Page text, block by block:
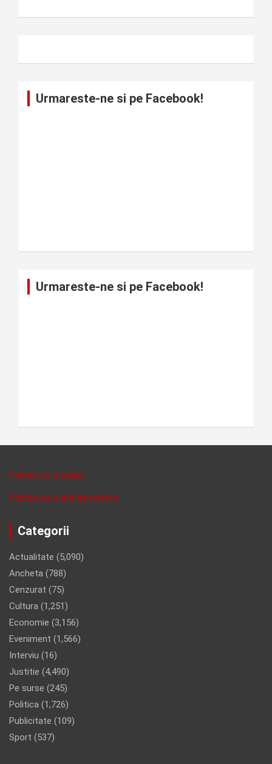
Urmareste-ne si pe Facebook!
Urmareste-ne si pe Facebook!
Politica de cookies
Politica de confidentalitate
Categorii
Actualitate (5,090)
Ancheta (788)
Cenzurat (75)
Cultura (1,251)
Economie (3,156)
Eveniment (1,566)
Interviu (16)
Justitie (4,490)
Pe surse (245)
Politica (1,726)
Publicitate (109)
Sport (537)